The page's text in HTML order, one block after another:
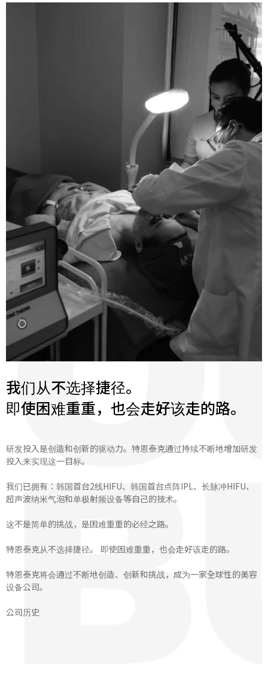
我们从不选择捷径。
即使困难重重，也会走好该走的路。
研发投入是创造和创新的驱动力。特恩泰克通过持续不断地增加研发
投入来实现这一目标。
我们已拥有：韩国首台2线HIFU、韩国首台点阵IPL、长脉冲HIFU、
超声波纳米气泡和单极射频设备等自己的技术。
这不是简单的挑战，是困难重重的必经之路。
特恩泰克从不选择捷径。 即使困难重重，也会走好该走的路。
特恩泰克将会通过不断地创造、创新和挑战，成为一家全球性的美容
设备公司。
公司历史